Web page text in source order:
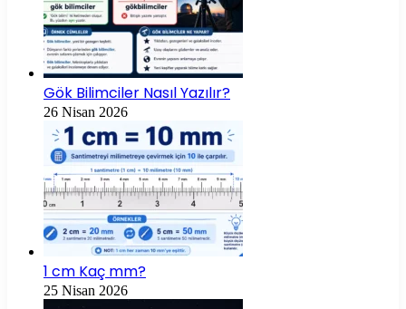
Gök Bilimciler Nasıl Yazılır?
26 Nisan 2026
1 cm Kaç mm?
25 Nisan 2026